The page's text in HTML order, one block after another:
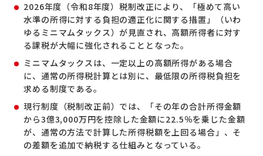
2026年度（令和8年度）税制改正により、「極めて高い
水準の所得に対する負担の適正化に関する措置」（いわ
ゆるミニマムタックス）が見直され、高額所得者に対す
る課税が大幅に強化されることとなった。
ミニマムタックスは、一定以上の高額所得がある場合
に、通常の所得税計算とは別に、最低限の所得税負担を
求める制度である。
現行制度（税制改正前）では、「その年の合計所得金額
から3億3,000万円を控除した金額に22.5％を乗じた金額
が、通常の方法で計算した所得税額を上回る場合」、そ
の差額を追加で納税する仕組みとなっている。